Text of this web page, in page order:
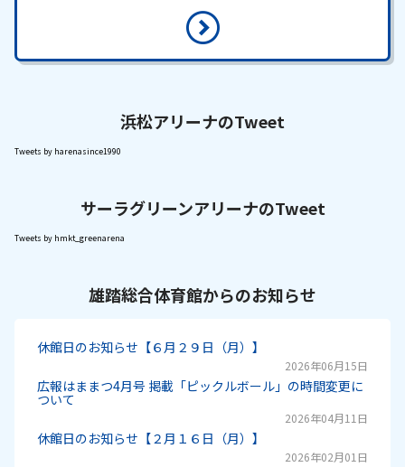
浜松アリーナのTweet
Tweets by harenasince1990
サーラグリーンアリーナのTweet
Tweets by hmkt_greenarena
雄踏総合体育館からのお知らせ
休館日のお知らせ【６月２９日（月）】
2026年06月15日
広報はままつ4月号 掲載「ピックルボール」の時間変更に
ついて
2026年04月11日
休館日のお知らせ【２月１６日（月）】
2026年02月01日